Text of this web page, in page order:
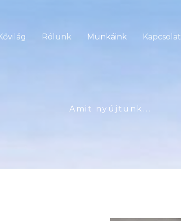
Rólunk Munkáink Kapcsolat
Amit nyújtunk...